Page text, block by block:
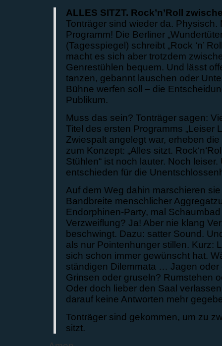
ALLES SITZT. Rock’n’Roll
Tonträger sind wieder da. Physisch.
Programm! Die Berliner
(Tagesspiegel) schreibt „Rock ‘n’
macht es sich aber trotzdem
Genrestühlen bequem. Und lässt
tanzen, gebannt lauschen oder
Bühne werfen soll – die
Publikum.
Muss das sein? Tonträger sagen:
Titel des ersten Programms „Leiser
Zwiespalt angelegt war, erheben
zum Konzept: „Alles sitzt.
Stühlen“ ist noch lauter. Noch leiser.
entschieden für die
Auf dem Weg dahin marschieren
Bandbreite menschlicher
Endorphinen-Party, mal
Verzweiflung? Ja! Aber nie klang
beschwingt. Dazu: satter Sound.
als nur Pointenhunger stillen. Kurz:
sich schon immer gewünscht hat.
ständigen Dilemmata … Jagen oder
Grinsen oder gruseln? Rumstehen
Oder doch lieber den Saal
darauf keine Antworten mehr
Tonträger sind gekommen, um zu
sitzt.